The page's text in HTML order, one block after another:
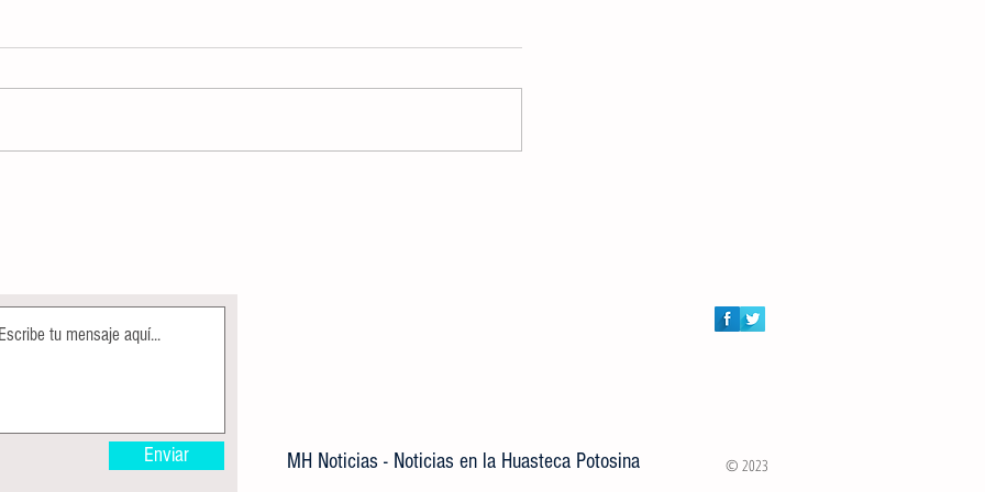
Enviar MH Noticias - Noticias en la Huasteca Potosina © 2023